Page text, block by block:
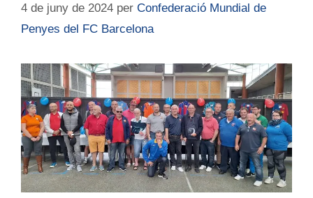
4 de juny de 2024 per Confederació Mundial de
Penyes del FC Barcelona